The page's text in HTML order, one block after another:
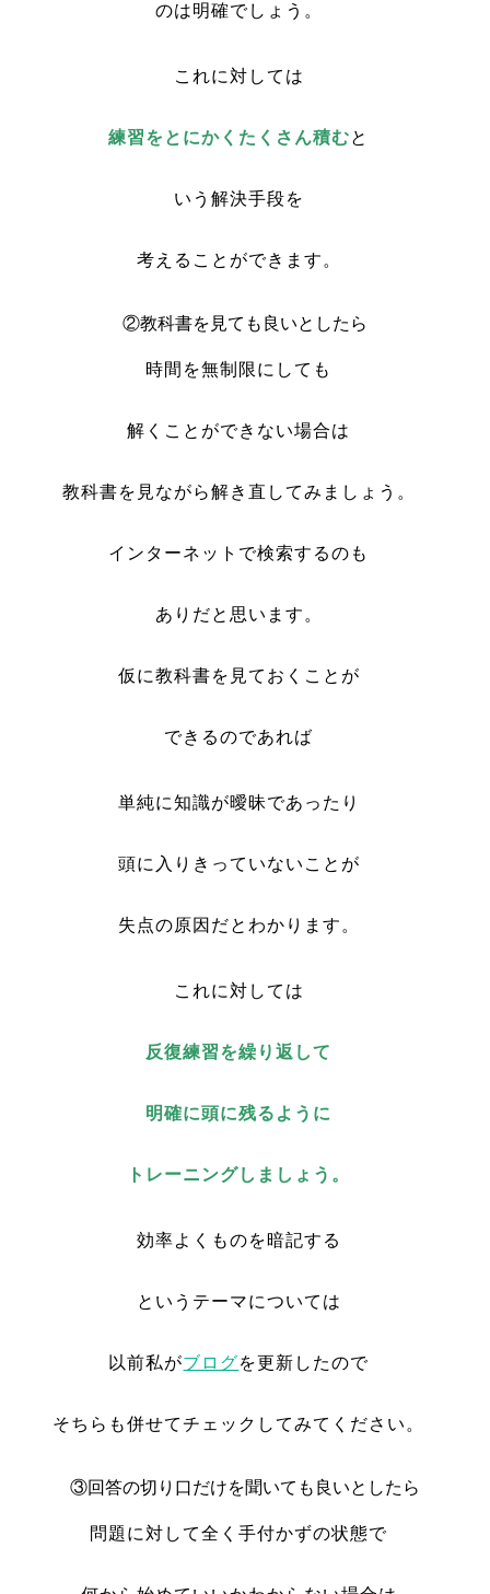
のは明確でしょう。
これに対しては
練習をとにかくたくさん積むと
いう解決手段を
考えることができます。
②教科書を見ても良いとしたら
時間を無制限にしても
解くことができない場合は
教科書を見ながら解き直してみましょう。
インターネットで検索するのも
ありだと思います。
仮に教科書を見ておくことが
できるのであれば
単純に知識が曖昧であったり
頭に入りきっていないことが
失点の原因だとわかります。
これに対しては
反復練習を繰り返して
明確に頭に残るように
トレーニングしましょう。
効率よくものを暗記する
というテーマについては
以前私がブログを更新したので
そちらも併せてチェックしてみてください。
③回答の切り口だけを聞いても良いとしたら
問題に対して全く手付かずの状態で